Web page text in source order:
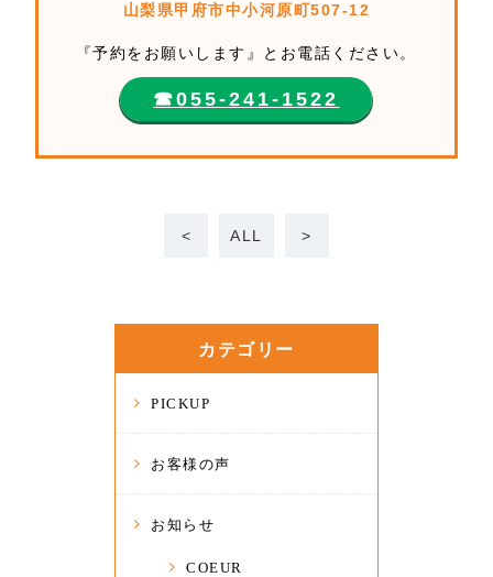
山梨県甲府市中小河原町507-12
『予約をお願いします』とお電話ください。
☎︎055-241-1522
< ALL >
カテゴリー
PICKUP
お客様の声
お知らせ
COEUR